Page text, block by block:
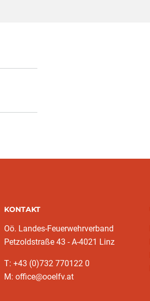
KONTAKT
Oö. Landes-Feuerwehrverband
Petzoldstraße 43 - A-4021 Linz
T: +43 (0)732 770122 0
M: office@ooelfv.at